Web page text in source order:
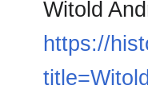
Witold
https://